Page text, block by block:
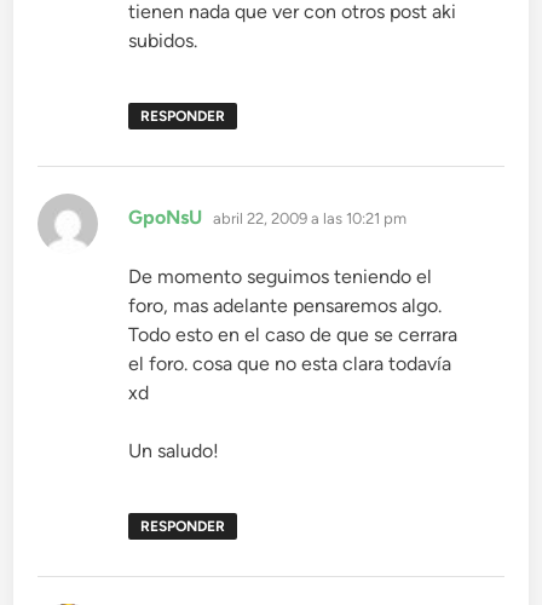
tienen nada que ver con otros post aki
subidos.
RESPONDER
GpoNsU dice:
abril 22, 2009 a las 10:21 pm
De momento seguimos teniendo el
foro, mas adelante pensaremos algo.
Todo esto en el caso de que se cerrara
el foro. cosa que no esta clara todavía
xd
Un saludo!
RESPONDER